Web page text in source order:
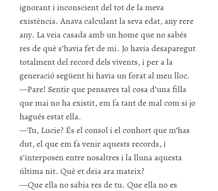
ignorant i inconscient del tot de la meva
existència. Anava calculant la seva edat, any rere
any. La veia casada amb un home que no sabés
res de què s’havia fet de mi. Jo havia desaparegut
totalment del record dels vivents, i per a la
generació següent hi havia un forat al meu lloc.
—Pare! Sentir que pensaves tal cosa d’una filla
que mai no ha existit, em fa tant de mal com si jo
hagués estat ella.
—Tu, Lucie? És el consol i el conhort que m’has
dut, el que em fa venir aquests records, i
s’interposen entre nosaltres i la lluna aquesta
última nit. Què et deia ara mateix?
—Que ella no sabia res de tu. Que ella no es